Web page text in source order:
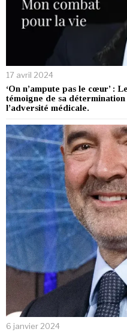
17 avril 2024
‘On n’ampute pas le cœur’ :
témoigne de sa
l’adversité médicale.
6 janvier 2024